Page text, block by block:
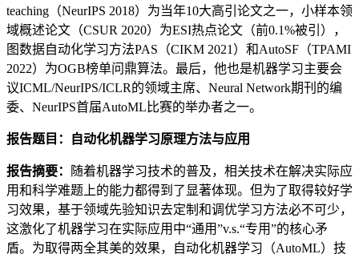
teaching（NeurIPS 2018）为当年10大高引论文之一，小样本领
域概述论文（CSUR 2020）为ESI热点论文（前0.1%被引），
图数据自动化学习方法PAS（CIKM 2021）和AutoSF（TPAMI
2022）为OGB榜单问鼎算法。最后，他也是机器学习主要会
议ICML/NeurIPS/ICLR的领域主席、Neural Network期刊的编
委、NeurIPS首届AutoML比赛的举办者之一。
报告题目：自动化机器学习原理方法与应用
报告摘要：
随着机器学习技术的普及，相关技术在解决实际应
用和科学难题上的能力都得到了显著体现。但为了取得较好学
习效果，基于领域先验知识去定制和调优学习方法必不可少，
这激化了机器学习在实际应用中“通用”v.s.“专用”的核心矛
盾。为取得两全其美的效果，自动化机器学习（AutoML）技